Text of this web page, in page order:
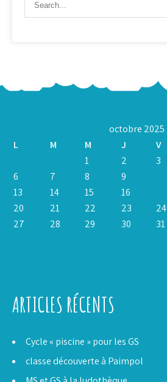
octobre 2025
L
M M J V
1
2 3
6
7 8 9
13
14 15 16
20
21 22 23 24
27
28 29 30
31
ARTICLES RÉCENTS
Cycle « piscine » pour les GS
classe découverte à Paimpol